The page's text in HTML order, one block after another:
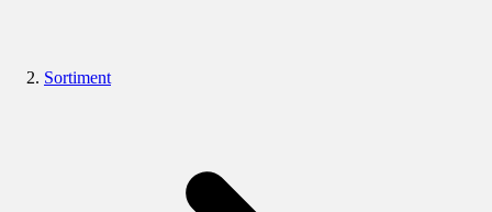
Sortiment